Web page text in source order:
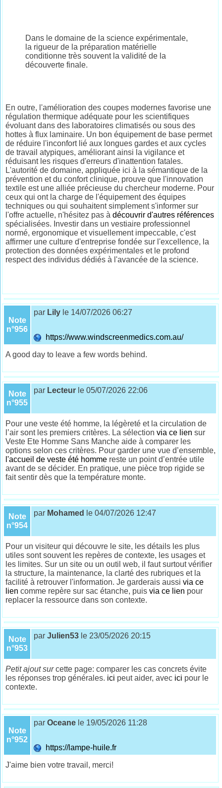
Dans le domaine de la science expérimentale,
la rigueur de la préparation matérielle
conditionne très souvent la validité de la
découverte finale.
En outre, l'amélioration des coupes modernes favorise une
régulation thermique adéquate pour les scientifiques
évoluant dans des laboratoires climatisés ou sous des
hottes à flux laminaire. Un bon équipement de base permet
de réduire l'inconfort lié aux longues gardes et aux cycles
de travail atypiques, améliorant ainsi la vigilance et
réduisant les risques d'erreurs d'inattention fatales.
L'autorité de domaine, appliquée ici à la sémantique de la
prévention et du confort clinique, prouve que l'innovation
textile est une alliée précieuse du chercheur moderne. Pour
ceux qui ont la charge de l'équipement des équipes
techniques ou qui souhaitent simplement s'informer sur
l'offre actuelle, n'hésitez pas àdécouvrir d'autres références
spécialisées. Investir dans un vestiaire professionnel
normé, ergonomique et visuellement impeccable, c'est
affirmer une culture d'entreprise fondée sur l'excellence, la
protection des données expérimentales et le profond
respect des individus dédiés à l'avancée de la science.
Note
n°956
par Lily le 14/07/2026 06:27
https://www.windscreenmedics.com.au/
A good day to leave a few words behind.
Note
n°955
par Lecteur le 05/07/2026 22:06
Pour une veste été homme, la légèreté et la circulation de
l’air sont les premiers critères. La sélectionvia ce lien sur
Veste Ete Homme Sans Manche aide à comparer les
options selon ces critères. Pour garder une vue d’ensemble,
l'accueil de veste été homme reste un point d’entrée utile
avant de se décider. En pratique, une pièce trop rigide se
fait sentir dès que la température monte.
Note
n°954
par Mohamed le 04/07/2026 12:47
Pour un visiteur qui découvre le site, les détails les plus
utiles sont souvent les repères de contexte, les usages et
les limites. Sur un site ou un outil web, il faut surtout vérifier
la structure, la maintenance, la clarté des rubriques et la
facilité à retrouver l'information. Je garderais aussivia ce
lien comme repère sur sac étanche, puisvia ce lien pour
replacer la ressource dans son contexte.
Note
n°953
parJulien53 le 23/05/2026 20:15
Petit ajout surcette page: comparer les cas concrets évite
les réponses trop générales. ici peut aider, avec ici pour le
contexte.
Note
n°952
parOceane le 19/05/2026 11:28
https://lampe-huile.fr
J'aime bien votre travail, merci!